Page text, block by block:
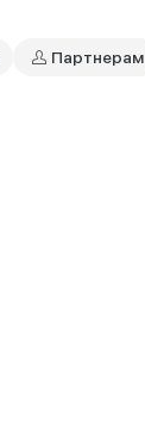
Партнерам